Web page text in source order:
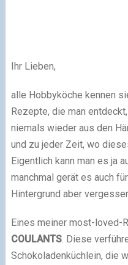
Ihr Lieben,
alle Hobbyköche kennen
Rezepte, die man
niemals wieder aus den
und zu jeder Zeit, wo
Eigentlich kann man es ja
manchmal gerät es auch
Hintergrund aber
Eines meiner most-loved-
COULANTS. Diese
Schokoladenküchlein, die